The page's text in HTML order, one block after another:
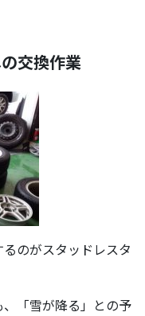
交換作業
のがスタッドレスタ
「雪が降る」との予